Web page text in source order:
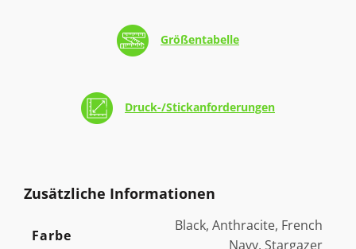
Größentabelle
Druck-/Stickanforderungen
Zusätzliche Informationen
Farbe
Black, Anthracite, French
Navy, Stargazer